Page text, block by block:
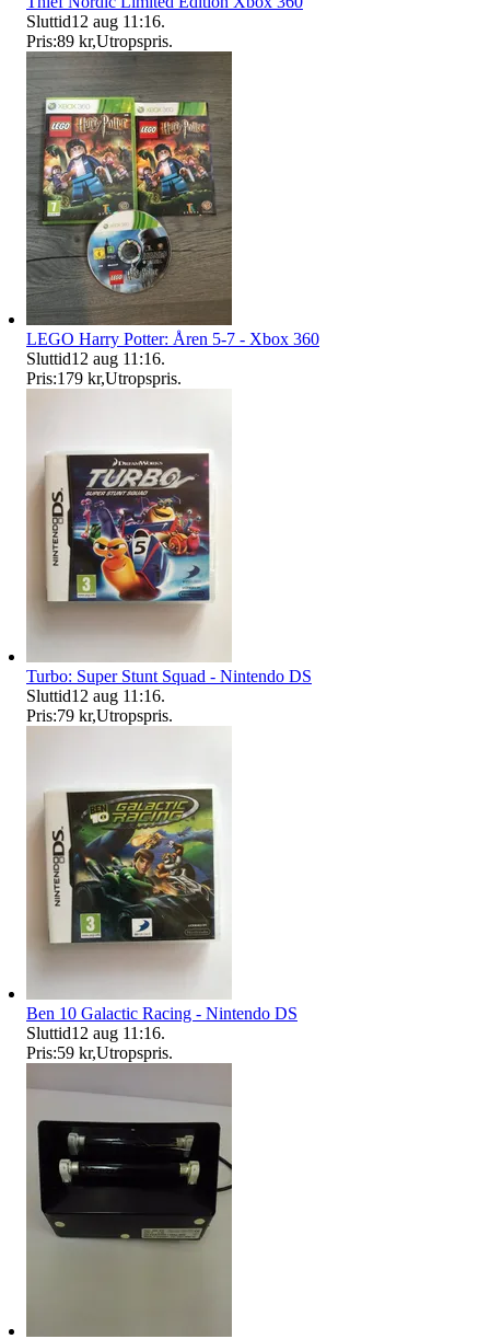
Sluttid12 aug 11:16.
Pris:89 kr,Utropspris.
LEGO Harry Potter: Åren 5-7 - Xbox 360
Sluttid12 aug 11:16.
Pris:179 kr,Utropspris.
Turbo: Super Stunt Squad - Nintendo DS
Sluttid12 aug 11:16.
Pris:79 kr,Utropspris.
Ben 10 Galactic Racing - Nintendo DS
Sluttid12 aug 11:16.
Pris:59 kr,Utropspris.